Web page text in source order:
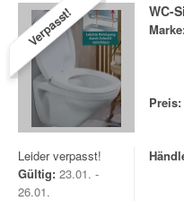
Verpasst! WC-
Preis:
Leider verpasst!
Gültig: 23.01. -
26.01.